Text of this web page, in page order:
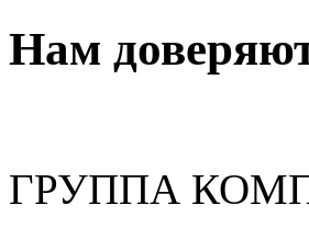
Нам
ГРУППА